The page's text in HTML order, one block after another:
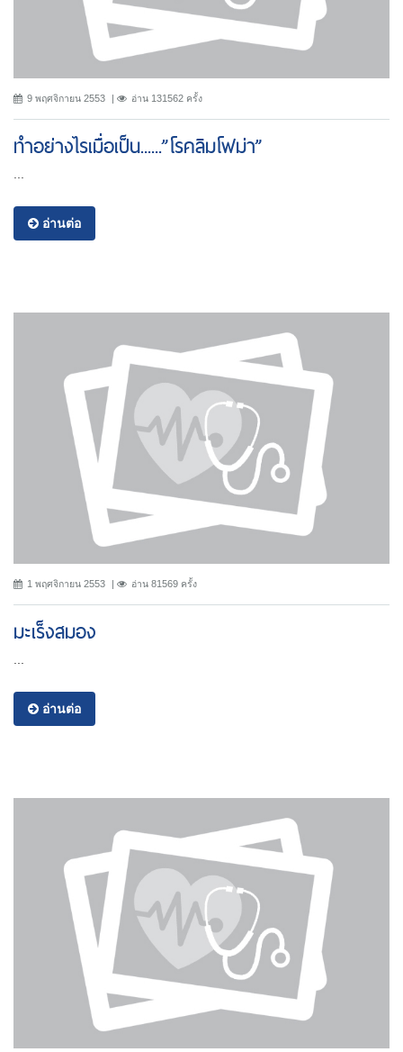
9 พฤศจิกายน 2553 อ่าน 131562 ครั้ง
ทำอย่างไรเมื่อเป็น......”โรคลิมโฟม่า”
อ่านต่อ
1 พฤศจิกายน 2553 อ่าน 81569 ครั้ง
มะเร็งสมอง
อ่านต่อ